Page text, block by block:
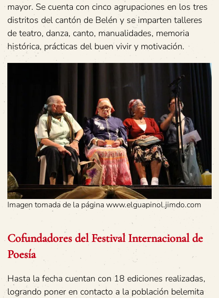
mayor. Se cuenta con cinco agrupaciones en los tres
distritos del cantón de Belén y se imparten talleres
de teatro, danza, canto, manualidades, memoria
histórica, prácticas del buen vivir y motivación.
Imagen tomada de la página www.elguapinol.jimdo.com
Cofundadores del Festival Internacional de
Poesía
Hasta la fecha cuentan con 18 ediciones realizadas,
logrando poner en contacto a la población belemita